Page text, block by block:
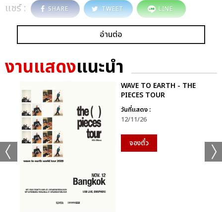
แชร์ : SHARE TWEET LINE
อ่านต่อ
งานแสดงแนะนำ
WAVE TO EARTH - THE
PIECES TOUR
วันที่แสดง :
12/11/26
จองตั๋ว